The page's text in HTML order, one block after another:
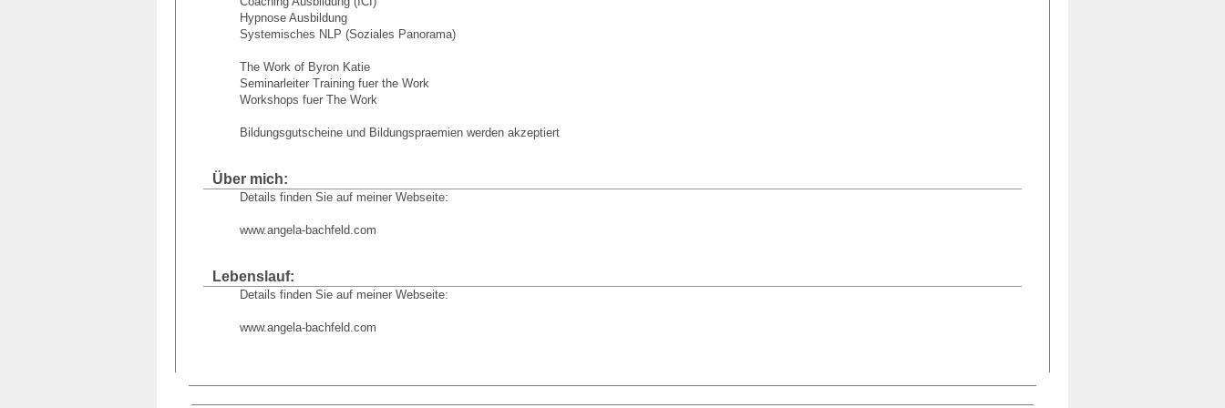
Hypnose Ausbildung
Systemisches NLP (Soziales Panorama)
The Work of Byron Katie
Seminarleiter Training fuer the Work
Workshops fuer The Work
Bildungsgutscheine und Bildungspraemien werden akzeptiert
Über mich:
Details finden Sie auf meiner Webseite:
www.angela-bachfeld.com
Lebenslauf:
Details finden Sie auf meiner Webseite:
www.angela-bachfeld.com